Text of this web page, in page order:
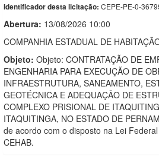
Identificador desta licitação: CEPE-PE-0-
Abertura: 13/08/2026 10:00
COMPANHIA ESTADUAL DE
Objeto: Objeto: CONTRATAÇÃO DE
ENGENHARIA PARA EXECUÇÃO DE
INFRAESTRUTURA, SANEAMENTO,
GEOTÉCNICA E ADEQUAÇÃO DE
COMPLEXO PRISIONAL DE
ITAQUITINGA, NO ESTADO DE
de acordo com o disposto na Lei
CEHAB.